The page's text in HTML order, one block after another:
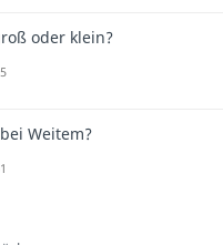
oder klein?
Weitem?